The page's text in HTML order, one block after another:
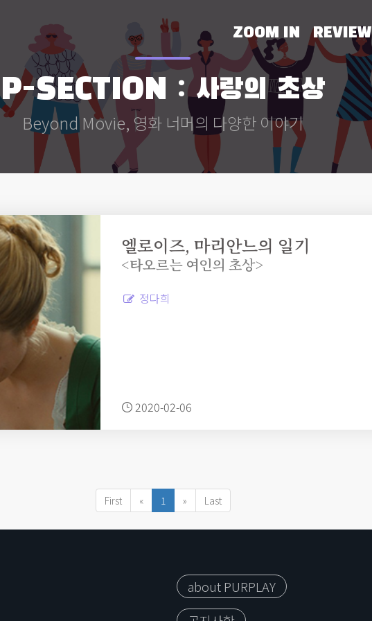
P-SECTION : 사랑의 초상
Beyond Movie, 영화 너머의 다양한 이야기
엘로이즈, 마리안느의 일기
<타오르는 여인의 초상>
정다희
2020-02-06
First « 1 » Last
about PURPLAY
ZOOM IN REVIEW